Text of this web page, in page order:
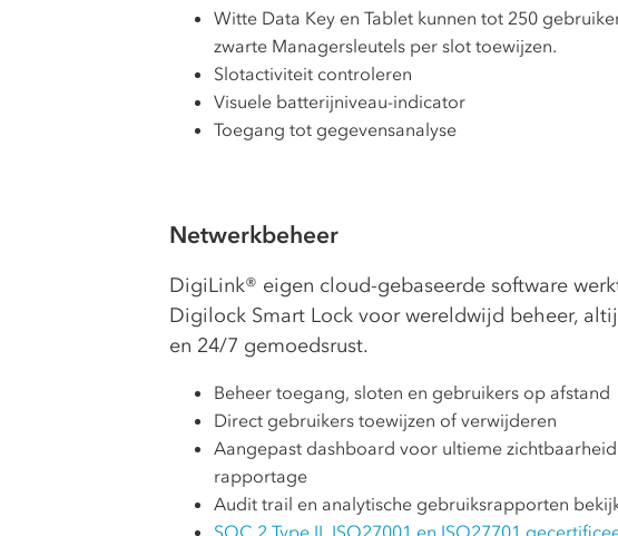
Witte Data Key en Tablet kunnen tot 250
zwarte Managersleutels per slot toewijzen.
Slotactiviteit controleren
Visuele batterijniveau-indicator
Toegang tot gegevensanalyse
Netwerkbeheer
DigiLink® eigen cloud-gebaseerde software
Digilock Smart Lock voor wereldwijd beheer,
en 24/7 gemoedsrust.
Beheer toegang, sloten en gebruikers op afstand
Direct gebruikers toewijzen of verwijderen
Aangepast dashboard voor ultieme
rapportage
Audit trail en analytische gebruiksrapporten
SOC 2 Type II, ISO27001 en ISO27701